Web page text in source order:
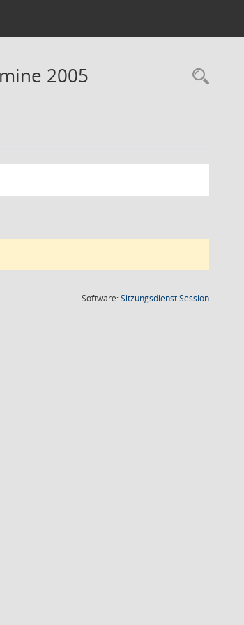
2005
Software:SitzungsdienstSession(Wird in